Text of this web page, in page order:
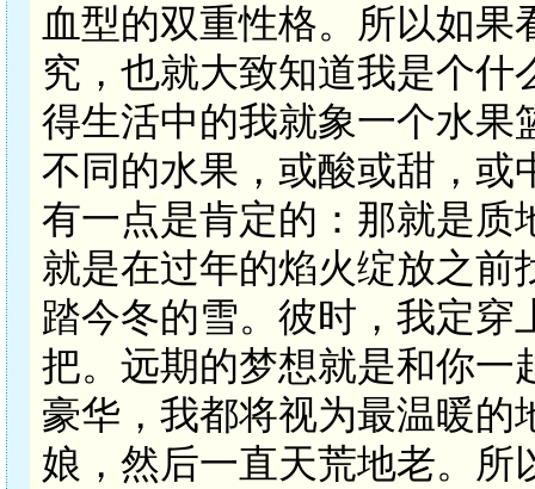
血型的双重性格。所以如
究，也就大致知道我是个什
得生活中的我就象一个水果
不同的水果，或酸或甜，或
有一点是肯定的：那就是质
就是在过年的焰火绽放之前
踏今冬的雪。彼时，我定
把。远期的梦想就是和你一
豪华，我都将视为最温暖的
娘，然后一直天荒地老。所